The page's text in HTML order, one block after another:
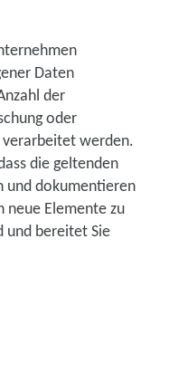
Daten
der
oder
werden.
die geltenden
und dokumentieren
neue Elemente zu
und bereitet Sie